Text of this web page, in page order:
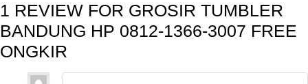
1 REVIEW FOR GROSIR TUMBLER
BANDUNG HP 0812-1366-3007 FREE
ONGKIR